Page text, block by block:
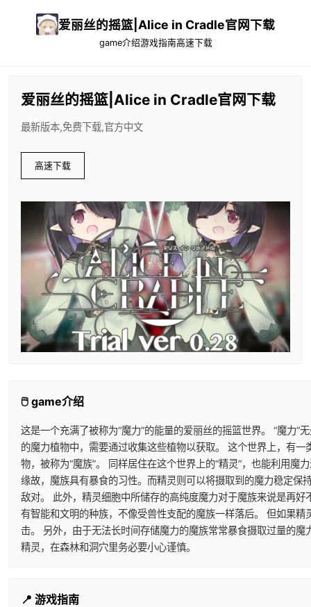
爱丽丝的摇篮|Alice in Cradle官网下载
game介绍游戏指南高速下载
爱丽丝的摇篮|Alice in Cradle官网下载
最新版本,免费下载,官方中文
高速下载
🖱️ game介绍
这是一个充满了被称为“魔力”的能量的爱丽丝的摇篮世界。 “魔力
的魔力植物中，需要通过收集这些植物以获取。 这个世界上，有
物，被称为“魔族”。 同样居住在这个世界上的“精灵”，也能利用
缘故，魔族具有暴食的习性。而精灵则可以将摄取到的魔力稳定
敌对。 此外，精灵细胞中所储存的高纯度魔力对于魔族来说是再
有智能和文明的种族，不像受兽性支配的魔族一样落后。 但如果
击。 另外，由于无法长时间存储魔力的魔族常常暴食摄取过量的
精灵，在森林和洞穴里务必要小心谨慎。
📍 游戏指南